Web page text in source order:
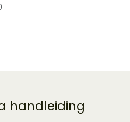
handleiding